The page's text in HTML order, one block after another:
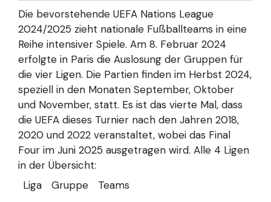
Die bevorstehende UEFA Nations League
2024/2025 zieht nationale Fußballteams in eine
Reihe intensiver Spiele. Am 8. Februar 2024
erfolgte in Paris die Auslosung der Gruppen für
die vier Ligen. Die Partien finden im Herbst 2024,
speziell in den Monaten September, Oktober
und November, statt. Es ist das vierte Mal, dass
die UEFA dieses Turnier nach den Jahren 2018,
2020 und 2022 veranstaltet, wobei das Final
Four im Juni 2025 ausgetragen wird. Alle 4 Ligen
in der Übersicht:
Liga
Gruppe
Teams